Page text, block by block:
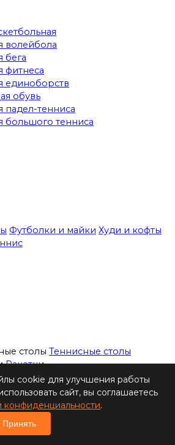
волейбола
бега
фитнеса
единоборств
обувь
падел-тенниса
большого тенниса
Футболки и майки Худи и кофты
Теннисные столы
Ракетки
Накладки для
Основания для
cookie для улучшения работы
сайт, вы соглашаетесь
конфиденциальности.
Принять